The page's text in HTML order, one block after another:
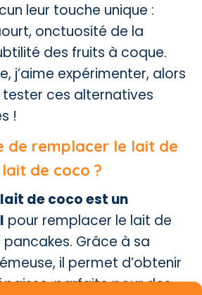
leur touche unique :
onctuosité de la
des fruits à coque.
j’aime expérimenter, alors
tester ces alternatives
!
de remplacer le lait de
de coco ?
lait de coco est un
pour remplacer le lait de
Grâce à sa
il permet d’obtenir
parfaite pour des